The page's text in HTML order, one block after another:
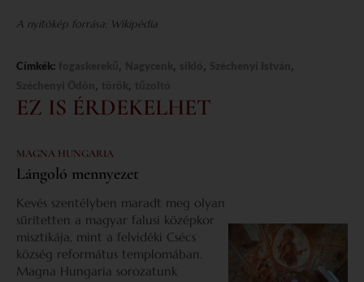
A nyitókép forrása: Wikipédia
Címkék: , , , ,
, ,
EZ IS ÉRDEKELHET
MAGNA HUNGARIA
Lángoló mennyezet
Kevés szentélyben maradt meg olyan
sűrítetten a magyar falusi középkor
misztikája, mint a felvidéki Csécs
község református templomában.
Magna Hungaria sorozatunk